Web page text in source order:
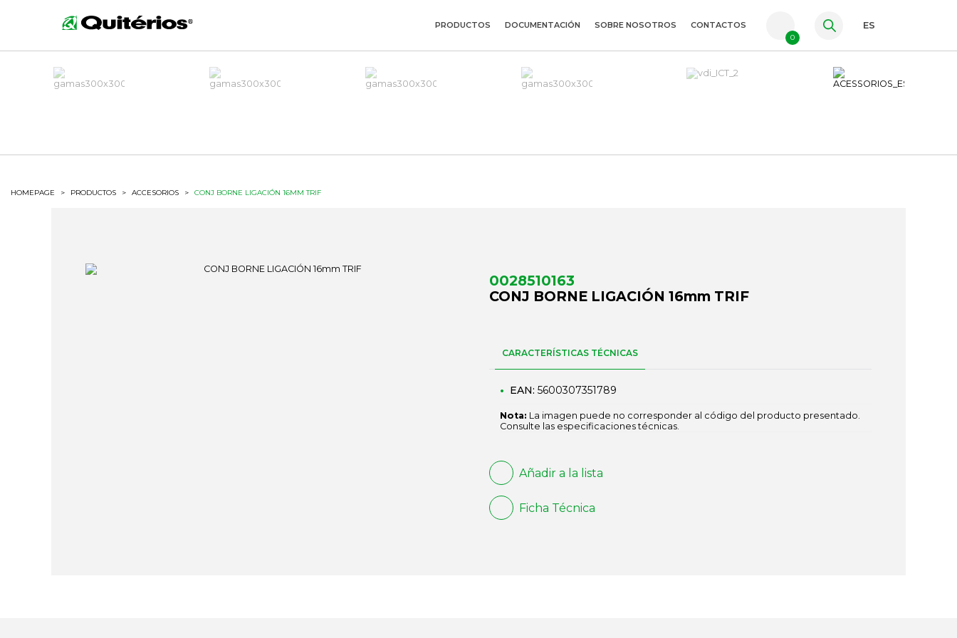
FR
PRODUCTOS DOCUMENTACIÓN SOBRE NOSOTROS CONTACTOS
0
ES
HOMEPAGE > PRODUCTOS > ACCESORIOS > CONJ BORNE LIGACIÓN 16MM TRIF
0028510163
CONJ BORNE LIGACIÓN 16mm TRIF
CARACTERÍSTICAS TÉCNICAS
EAN: 5600307351789
Nota: La imagen puede no corresponder al código del producto presentado.
Consulte las especificaciones técnicas.
Añadir a la lista
Ficha Técnica